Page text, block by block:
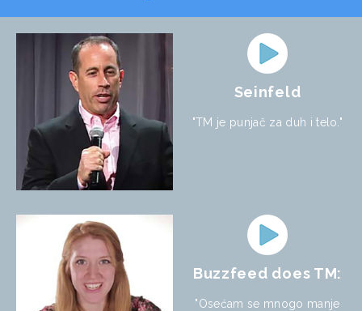
Seinfeld
"TM je punjač za duh i telo."
Buzzfeed does TM:
"Osećam se mnogo manje